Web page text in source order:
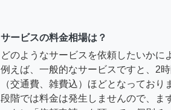
サービスの料金相場は？
どのようなサービスを依頼したいかに
例えば、一般的なサービスですと、2
（交通費、雑費込）ほどとなっており
段階では料金は発生しませんので、ま